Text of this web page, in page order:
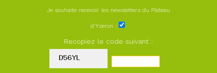
Je souhaite recevoir les newsletters du Plateau
d'Yzeron :
Recopiez le code suivant :